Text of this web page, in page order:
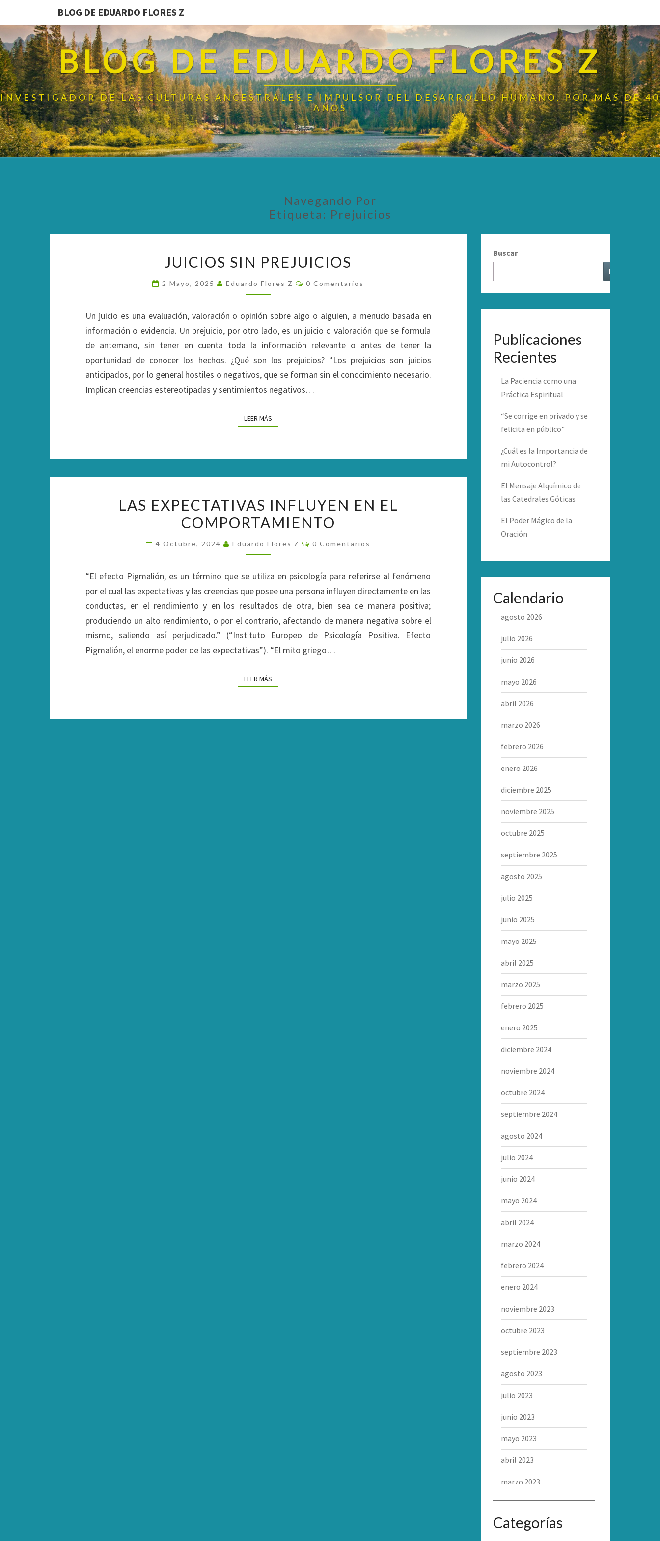
BLOG DE EDUARDO FLORES Z
BLOG DE EDUARDO FLORES Z
INVESTIGADOR DE LAS CULTURAS ANCESTRALES E IMPULSOR DEL DESARROLLO HUMANO, POR MÁS DE 40
AÑOS
Navegando Por
Etiqueta: Prejuicios
SIN
PREJUICIOS
JUICIOS SIN PREJUICIOS
2 Mayo, 2025 Eduardo Flores Z Comentarios
0 Comentarios
Un juicio es una evaluación, valoración o opinión sobre algo o alguien, a menudo basada en
información o evidencia. Un prejuicio, por otro lado, es un juicio o valoración que se formula
de antemano, sin tener en cuenta toda la información relevante o antes de tener la
oportunidad de conocer los hechos. ¿Qué son los prejuicios? “Los prejuicios son juicios
anticipados, por lo general hostiles o negativos, que se forman sin el conocimiento necesario.
Implican creencias estereotipadas y sentimientos negativos…
LEER MÁS
EXPECTATIVAS
INFLUYEN
EL
LAS EXPECTATIVAS INFLUYEN EN EL
COMPORTAMIENTO
4 Octubre, 2024 Eduardo Flores Z Comentarios
0 Comentarios
“El efecto Pigmalión, es un término que se utiliza en psicología para referirse al fenómeno
por el cual las expectativas y las creencias que posee una persona influyen directamente en las
conductas, en el rendimiento y en los resultados de otra, bien sea de manera positiva;
produciendo un alto rendimiento, o por el contrario, afectando de manera negativa sobre el
mismo, saliendo así perjudicado.” (“Instituto Europeo de Psicología Positiva. Efecto
Pigmalión, el enorme poder de las expectativas”). “El mito griego…
LEER MÁS
Buscar
Buscar
Publicaciones
Recientes
La Paciencia como una
Práctica Espiritual
“Se corrige en privado y se
felicita en público”
¿Cuál es la Importancia de
mi Autocontrol?
El Mensaje Alquímico de
las Catedrales Góticas
El Poder Mágico de la
Oración
Calendario
agosto 2026
julio 2026
junio 2026
mayo 2026
abril 2026
marzo 2026
febrero 2026
enero 2026
diciembre 2025
noviembre 2025
octubre 2025
septiembre 2025
agosto 2025
julio 2025
junio 2025
mayo 2025
abril 2025
marzo 2025
febrero 2025
enero 2025
diciembre 2024
noviembre 2024
octubre 2024
septiembre 2024
agosto 2024
julio 2024
junio 2024
mayo 2024
abril 2024
marzo 2024
febrero 2024
enero 2024
noviembre 2023
octubre 2023
septiembre 2023
agosto 2023
julio 2023
junio 2023
mayo 2023
abril 2023
marzo 2023
Categorías